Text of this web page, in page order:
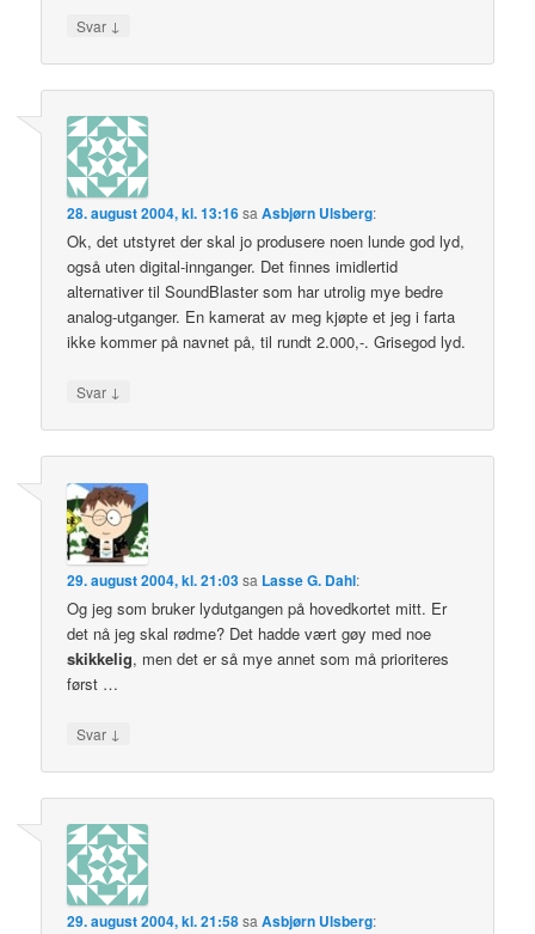
Svar ↓
28. august 2004, kl. 13:16sa Asbjørn Ulsberg:
Ok, det utstyret der skal jo produsere noen lunde god lyd,
også uten digital-innganger. Det finnes imidlertid
alternativer til SoundBlaster som har utrolig mye bedre
analog-utganger. En kamerat av meg kjøpte et jeg i farta
ikke kommer på navnet på, til rundt 2.000,-. Grisegod lyd.
Svar ↓
29. august 2004, kl. 21:03sa Lasse G. Dahl:
Og jeg som bruker lydutgangen på hovedkortet mitt. Er
det nå jeg skal rødme? Det hadde vært gøy med noe
skikkelig, men det er så mye annet som må prioriteres
først …
Svar ↓
29. august 2004, kl. 21:58sa Asbjørn Ulsberg: